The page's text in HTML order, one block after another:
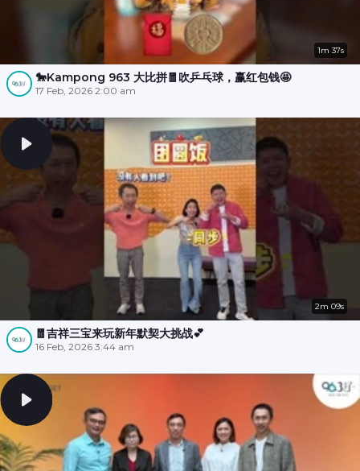
1m 37s
🐎Kampong 963 大比拼🧧吹乒乓球，赢红包钱🤩
17 Feb, 2026 2:00 am
2m 09s
🧧吉祥三宝来玩新年默契大挑战💕
16 Feb, 2026 3:44 am